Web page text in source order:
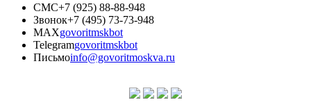
СМС+7 (925) 88-88-948
Звонок+7 (495) 73-73-948
MAXgovoritmskbot
Telegramgovoritmskbot
Письмоinfo@govoritmoskva.ru